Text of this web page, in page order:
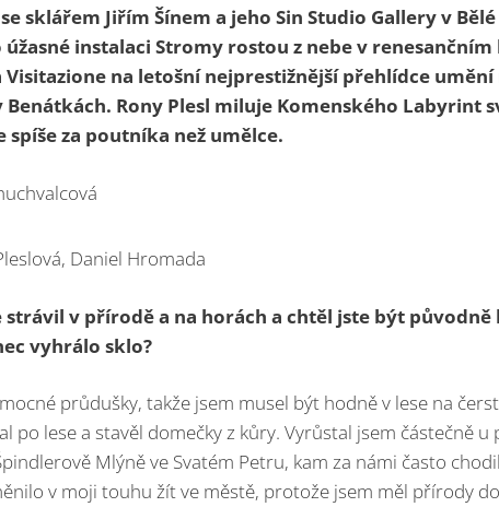
sklářem Jiřím Šínem a jeho Sin Studio Gallery v
instalaci Stromy rostou z nebe v renesančním
Visitazione na letošnínejprestižnější přehlídce umění
Benátkách. Rony Plesl miluje Komenského Labyrint
spíše za poutníka než umělce.
Daniel Hromada
strávil v přírodě a na horách a chtěl jste být původně
vyhrálo sklo?
průdušky, takže jsem musel být hodně v lese na
po lese a stavěl domečky z kůry. Vyrůstal jsem částečně
Mlýně ve Svatém Petru, kam za námi často
v moji touhu žít ve městě, protože jsem měl přírody